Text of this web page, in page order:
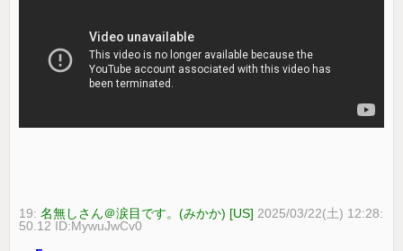
19:名無しさん＠涙目です。(みかか) [US] 2025/03/22(土) 12:28:
50.12 ID:MywuJwCv0